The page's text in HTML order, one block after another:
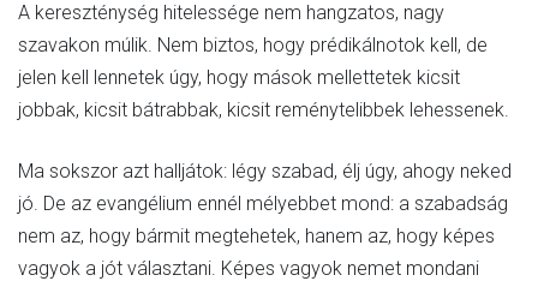
A kereszténység hitelessége nem hangzatos, nagy
szavakon múlik. Nem biztos, hogy prédikálnotok kell, de
jelen kell lennetek úgy, hogy mások mellettetek kicsit
jobbak, kicsit bátrabbak, kicsit reménytelibbek lehessenek.
Ma sokszor azt halljátok: légy szabad, élj úgy, ahogy neked
jó. De az evangélium ennél mélyebbet mond: a szabadság
nem az, hogy bármit megtehetek, hanem az, hogy képes
vagyok a jót választani. Képes vagyok nemet mondani